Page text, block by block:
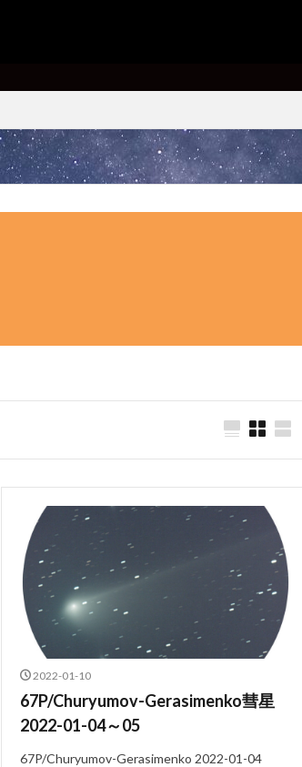
2022-01-10
67P/Churyumov-Gerasimenko彗星
2022-01-04～05
67P/Churyumov-Gerasimenko 2022-01-04